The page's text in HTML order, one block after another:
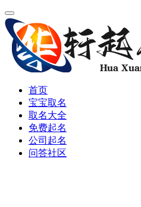
首页
宝宝取名
取名大全
免费起名
公司起名
问答社区